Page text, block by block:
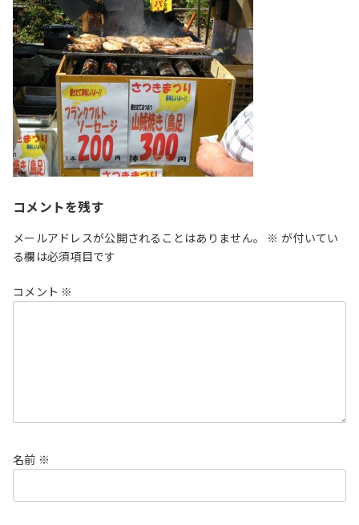
新
時
:
コメントを残す
メールアドレスが公開されることはありません。 ※ が付いてい
る欄は必須項目です
コメント ※
名前 ※